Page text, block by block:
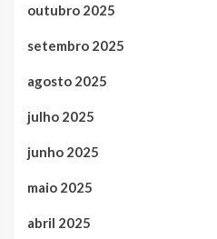
outubro 2025
setembro 2025
agosto 2025
julho 2025
junho 2025
maio 2025
abril 2025